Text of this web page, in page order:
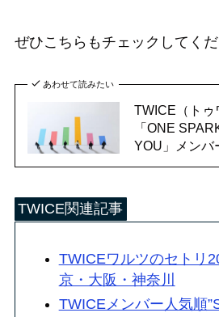
ぜひこちらもチェックしてくだ
あわせて読みたい
TWICE（トゥ
「ONE
YOU」メンバ
TWICE関連記事
TWICEワルツのセトリ
京・大阪・神奈川
TWICEメンバー人気順